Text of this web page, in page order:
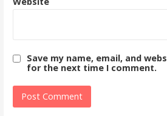
Save my name, email, and
for the next time I comment.